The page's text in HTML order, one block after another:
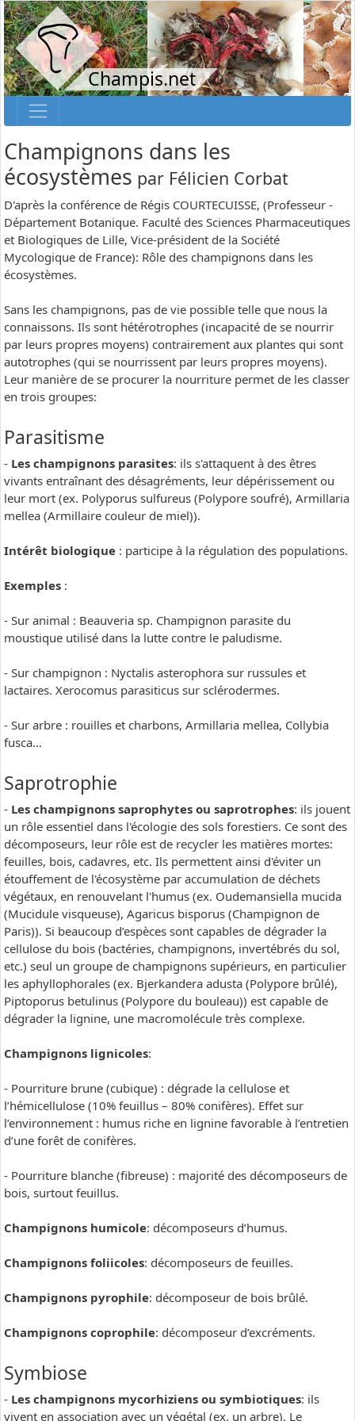
Champis.net
Champignons dans les
écosystèmes par Félicien Corbat
D'après la conférence de Régis COURTECUISSE, (Professeur -
Département Botanique. Faculté des Sciences Pharmaceutiques
et Biologiques de Lille, Vice-président de la Société
Mycologique de France): Rôle des champignons dans les
écosystèmes.
Sans les champignons, pas de vie possible telle que nous la
connaissons. Ils sont hétérotrophes (incapacité de se nourrir
par leurs propres moyens) contrairement aux plantes qui sont
autotrophes (qui se nourrissent par leurs propres moyens).
Leur manière de se procurer la nourriture permet de les classer
en trois groupes:
Parasitisme
- Les champignons parasites: ils s'attaquent à des êtres
vivants entraînant des désagréments, leur dépérissement ou
leur mort (ex. Polyporus sulfureus (Polypore soufré), Armillaria
mellea (Armillaire couleur de miel)).
Intérêt biologique : participe à la régulation des populations.
Exemples :
- Sur animal : Beauveria sp. Champignon parasite du
moustique utilisé dans la lutte contre le paludisme.
- Sur champignon : Nyctalis asterophora sur russules et
lactaires. Xerocomus parasiticus sur sclérodermes.
- Sur arbre : rouilles et charbons, Armillaria mellea, Collybia
fusca…
Saprotrophie
- Les champignons saprophytes ou saprotrophes: ils jouent
un rôle essentiel dans l'écologie des sols forestiers. Ce sont des
décomposeurs, leur rôle est de recycler les matières mortes:
feuilles, bois, cadavres, etc. Ils permettent ainsi d'éviter un
étouffement de l'écosystème par accumulation de déchets
végétaux, en renouvelant l'humus (ex. Oudemansiella mucida
(Mucidule visqueuse), Agaricus bisporus (Champignon de
Paris)). Si beaucoup d’espèces sont capables de dégrader la
cellulose du bois (bactéries, champignons, invertébrés du sol,
etc.) seul un groupe de champignons supérieurs, en particulier
les aphyllophorales (ex. Bjerkandera adusta (Polypore brûlé),
Piptoporus betulinus (Polypore du bouleau)) est capable de
dégrader la lignine, une macromolécule très complexe.
Champignons lignicoles:
- Pourriture brune (cubique) : dégrade la cellulose et
l’hémicellulose (10% feuillus – 80% conifères). Effet sur
l’environnement : humus riche en lignine favorable à l’entretien
d’une forêt de conifères.
- Pourriture blanche (fibreuse) : majorité des décomposeurs de
bois, surtout feuillus.
Champignons humicole: décomposeurs d’humus.
Champignons foliicoles: décomposeurs de feuilles.
Champignons pyrophile: décomposeur de bois brûlé.
Champignons coprophile: décomposeur d’excréments.
Symbiose
- Les champignons mycorhiziens ou symbiotiques: ils
vivent en association avec un végétal (ex. un arbre). Le